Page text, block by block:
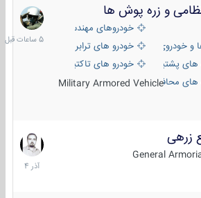
و زره پوش ها
خودروهای مهندسی
خودروی های رزمی پیاده نظام
خودرو های ترابری نظامی
پشتیبانی آتش ، شناسایی و ضد تانک
خودرو های تاکتیکی نظامی
محافظت شده
Military Armored Vehicle
5
ساعات
قبل
General
7
آذر
1404